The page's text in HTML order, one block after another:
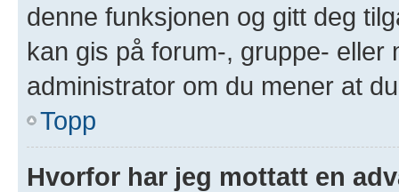
denne funksjonen og gitt deg
kan gis på forum-, gruppe- eller
administrator om du mener at
Topp
Hvorfor har jeg mottatt en